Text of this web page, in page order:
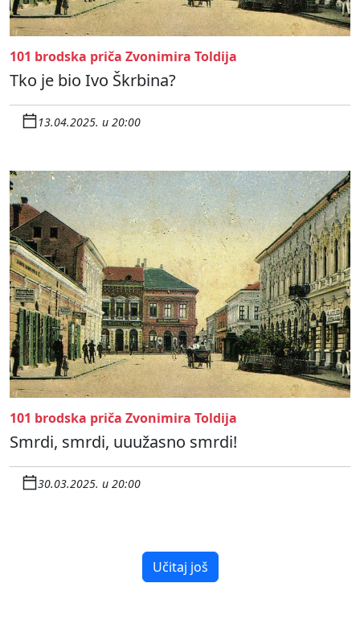
101 brodska priča Zvonimira Toldija
Tko je bio Ivo Škrbina?
13.04.2025. u 20:00
101 brodska priča Zvonimira Toldija
Smrdi, smrdi, uuužasno smrdi!
30.03.2025. u 20:00
Učitaj još